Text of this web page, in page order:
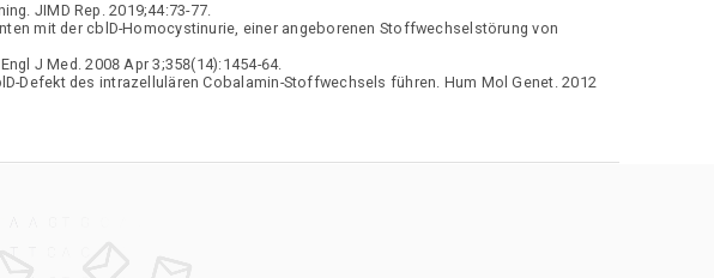
JIMD Rep. 2019;44:73-77.
mit der cblD-Homocystinurie, einer angeborenen Stoffwechselstörung von
J Med. 2008 Apr 3;358(14):1454-64.
Defekt des intrazellulären Cobalamin-Stoffwechsels führen. Hum Mol Genet. 2012